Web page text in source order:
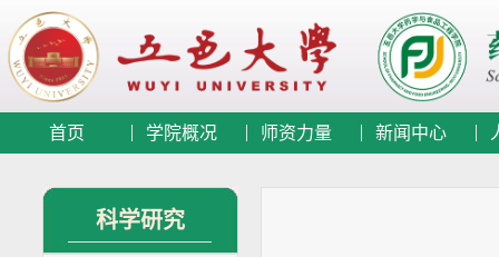
首页 学院概况 师资力量 新闻中心
科学研究